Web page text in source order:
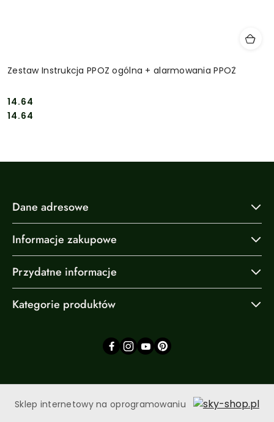
Zestaw Instrukcja PPOZ ogólna + alarmowania PPOŻ
Cena:
14.64
Cena:
14.64
Dane adresowe
Informacje zakupowe
Przydatne informacje
Kategorie produktów
Sklep internetowy na oprogramowaniu